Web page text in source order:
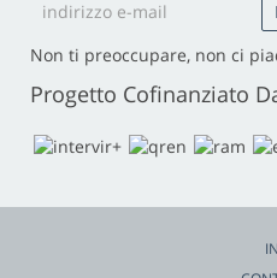
Non ti preoccupare, non ci
Progetto Cofinanziato